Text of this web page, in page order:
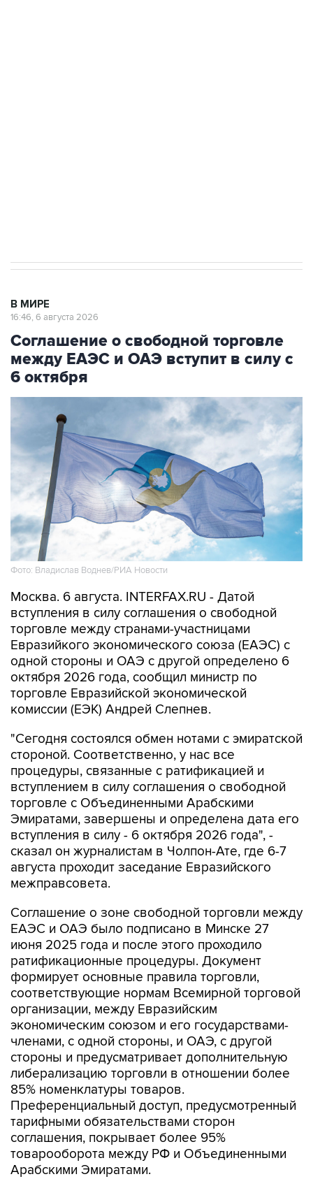
В МИРЕ
16:46, 6 августа 2026
Соглашение о свободной торговле
между ЕАЭС и ОАЭ вступит в силу с
6 октября
Фото: Владислав Воднев/РИА Новости
Москва. 6 августа. INTERFAX.RU - Датой
вступления в силу соглашения о свободной
торговле между странами-участницами
Евразийкого экономического союза (ЕАЭС) с
одной стороны и ОАЭ с другой определено 6
октября 2026 года, сообщил министр по
торговле Евразийской экономической
комиссии (ЕЭК) Андрей Слепнев.
"Сегодня состоялся обмен нотами с эмиратской
стороной. Соответственно, у нас все
процедуры, связанные с ратификацией и
вступлением в силу соглашения о свободной
торговле с Объединенными Арабскими
Эмиратами, завершены и определена дата его
вступления в силу - 6 октября 2026 года", -
сказал он журналистам в Чолпон-Ате, где 6-7
августа проходит заседание Евразийского
межправсовета.
Соглашение о зоне свободной торговли между
ЕАЭС и ОАЭ было подписано в Минске 27
июня 2025 года и после этого проходило
ратификационные процедуры. Документ
формирует основные правила торговли,
соответствующие нормам Всемирной торговой
организации, между Евразийским
экономическим союзом и его государствами-
членами, с одной стороны, и ОАЭ, с другой
стороны и предусматривает дополнительную
либерализацию торговли в отношении более
85% номенклатуры товаров.
Преференциальный доступ, предусмотренный
тарифными обязательствами сторон
соглашения, покрывает более 95%
товарооборота между РФ и Объединенными
Арабскими Эмиратами.